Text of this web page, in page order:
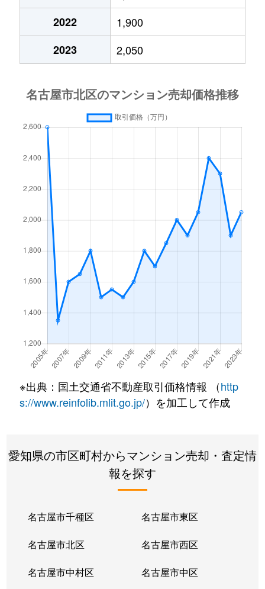
成願寺
1,600万円
新堀町
1,300万円
田幡
790万円 黒川(愛知)
徒歩2分
2,000万円 上飯田
天道町
天道町
徒歩16分
長喜町
徒歩14分
中切町
庄内通
徒歩25分
西味鋺
1,400万円 味鋺
西味鋺
600万円
鳩岡町
鳩岡町
1,700万円 黒川(愛知)
徒歩15分
鳩岡町
2,400万円 黒川(愛知)
徒歩14分
平安
2,200万円 平安通
徒歩0分
水草町
3,000万円 黒川(愛知)
徒歩13分
2,700万円
柳原
3,600万円 名城公園
山田
大曽根
山田
2,300万円 大曽根
2022
1,900
2023
2,050
※出典：国土交通省不動産取引価格情報 （http
s://www.reinfolib.mlit.go.jp/）を加工して作成
愛知県の市区町村からマンション売却・査定情
報を探す
名古屋市千種区 名古屋市東区
名古屋市北区 名古屋市西区
名古屋市中村区 名古屋市中区